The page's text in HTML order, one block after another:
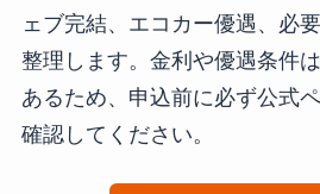
ェブ完結、エコカー優遇、必
整理します。金利や優遇条件
あるため、申込前に必ず公式
確認してください。